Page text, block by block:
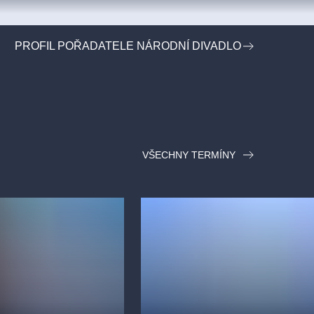
PROFIL POŘADATELE NÁRODNÍ DIVADLO
VŠECHNY TERMÍNY